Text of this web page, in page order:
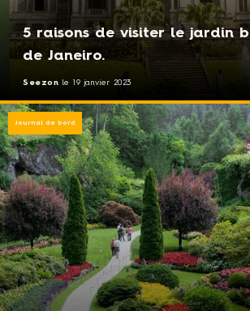
5 raisons de visiter le jardin
de Janeiro.
Seezon le 19 janvier 2023
Journal de bord